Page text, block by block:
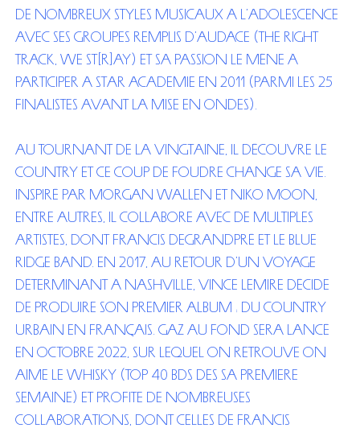
de nombreux styles musicaux à l’adolescence
avec ses groupes remplis d’audace (The Right
Track, We St[r]ay) et sa passion le mène à
participer à Star Académie en 2011 (parmi les 25
finalistes avant la mise en ondes).
Au tournant de la vingtaine, il découvre le
country et ce coup de foudre change sa vie.
Inspiré par Morgan Wallen et Niko Moon,
entre autres, il collabore avec de multiples
artistes, dont Francis Degrandpré et le Blue
Ridge Band. En 2017, au retour d’un voyage
déterminant à Nashville, Vince Lemire décide
de produire son premier album : du country
urbain en français. Gaz au fond sera lancé
en octobre 2022, sur lequel on retrouve On
aime le Whisky (Top 40 BDS dès sa première
semaine) et profite de nombreuses
collaborations, dont celles de Francis